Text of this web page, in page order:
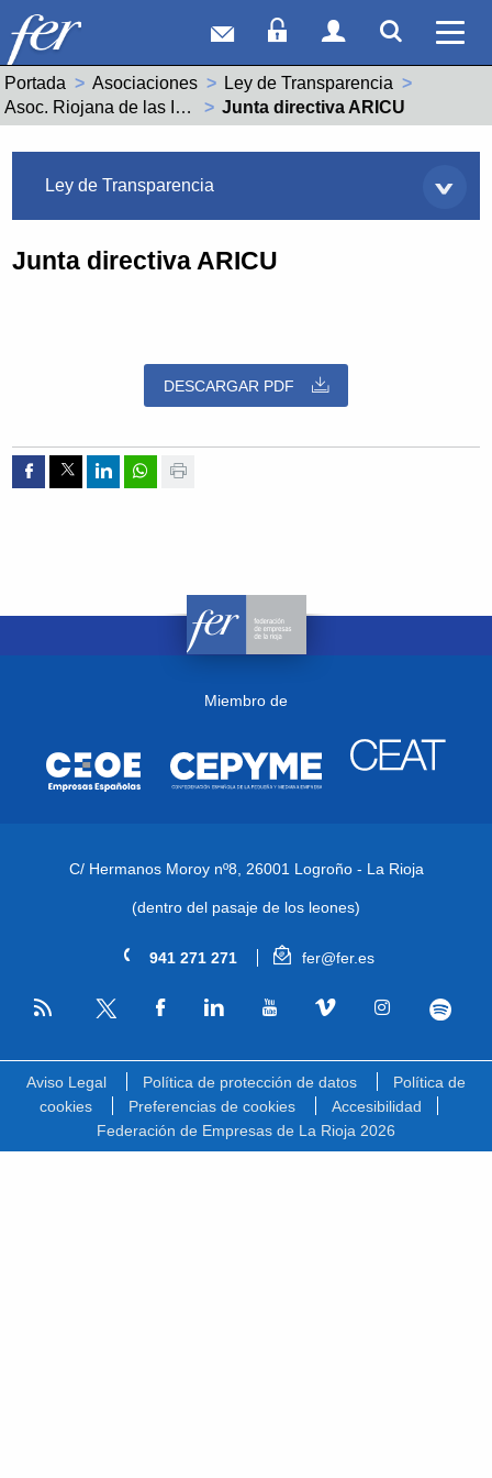
Correo webAcceso Socios
Acceso
Portada Asociaciones
Ley de Transparencia
Asoc. Riojana de las Industrias Culturales - ARICU
Actual:
Junta directiva ARICU
Ley de Transparencia
Junta directiva ARICU
DESCARGAR PDF
Compartir por Facebook
Compartir por Twitter
Compartir por Linkedin
Compartir por whatsapp
Imprimir
Miembro de
C/ Hermanos Moroy nº8, 26001 Logroño - La Rioja
(dentro del pasaje de los leones)
941 271 271 fer@fer.es
RSS
Aviso Legal Política de protección de datos
Política de
cookies
Preferencias de cookies
Accesibilidad
Federación de Empresas de La Rioja 2026